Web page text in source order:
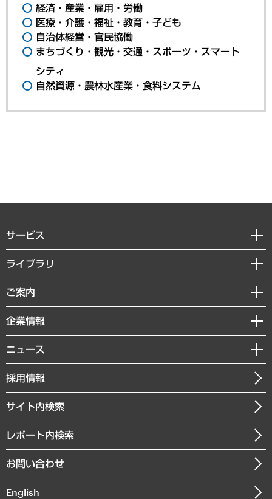
経済・産業・雇用・労働
医療・介護・福祉・教育・子ども
自治体経営・官民協働
まちづくり・観光・交通・スポーツ・スマート
シティ
自然資源・農林水産業・食料システム
サービス
経営戦略
組織・人事戦略
デジタルイノベーション
共生・ダイバーシティ
GRC（ガバナンス・リスク・コンプライアンス）・防災（政策）
経済・産業・雇用・労働
まちづくり・観光・交通・スポーツ・スマートシティ
自然資源・農林水産業・食料システム
ライブラリ
経済調査
レポート
コラム
経営用語集
受託・受注実績（官公庁関連）
メディア掲載・出演
ご案内
セミナー・イベント情報
MUFGビジネスセミナー
受託案件情報
企業情報
私たちの想い
社長メッセージ
会社概要
沿革
組織図・本部部室紹介
インドネシア現地法人
ニュース
ニュースリリース
お知らせ
採用情報
サイト内検索
レポート内検索
お問い合わせ
English